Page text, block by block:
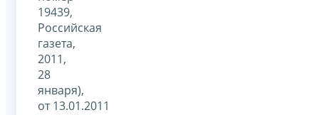
19439,
Российская
газета,
2011,
28
января),
от 13.01.2011